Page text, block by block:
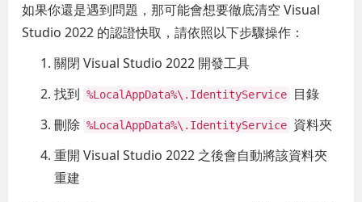
如果你還是遇到問題，那可能會想要徹底清空 Visual
Studio 2022 的認證快取，請依照以下步驟操作：
關閉 Visual Studio 2022 開發工具
找到 %LocalAppData%\.IdentityService
目錄
刪除 %LocalAppData%\.IdentityService 資料夾
重開 Visual Studio 2022 之後會自動將該資料夾
重建